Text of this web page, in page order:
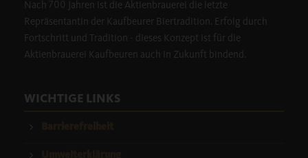
Nach 700 Jahren ist die Aktienbrauerei die letzte
Repräsentantin der Kaufbeurer Biertradition. Erfolg durch
Fortschritt und Tradition - dieses Konzept ist für die
Aktienbrauerei Kaufbeuren auch in Zukunft bindend.
WICHTIGE LINKS